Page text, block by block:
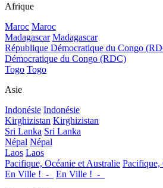
Afrique
Maroc Maroc
Madagascar Madagascar
République Démocratique du Congo
Démocratique du Congo (RDC)
Togo Togo
Asie
Indonésie Indonésie
Kirghizistan Kirghizistan
Sri Lanka Sri Lanka
Népal Népal
Laos Laos
Pacifique, Océanie et Australie Pacifique,
En Ville !_-_
En Ville !_-_